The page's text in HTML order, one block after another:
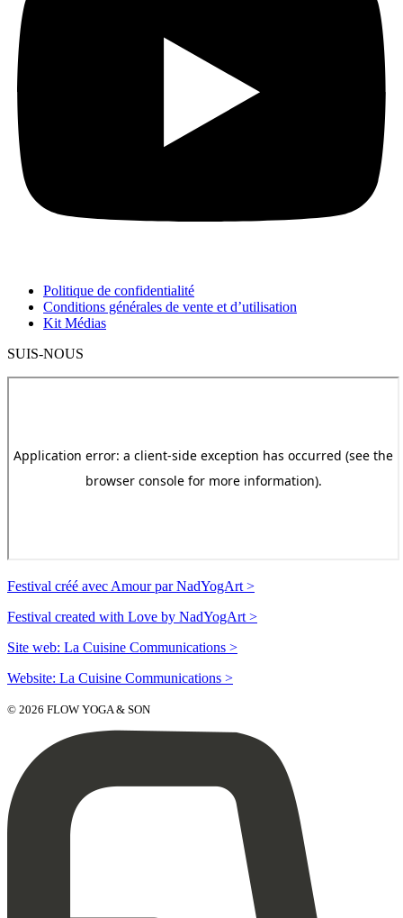
Politique de confidentialité
Conditions générales de vente et d’utilisation
Kit Médias
SUIS-NOUS
Festival créé avec Amour par NadYogArt >
Festival created with Love by NadYogArt >
Site web: La Cuisine Communications >
Website: La Cuisine Communications >
© 2026 FLOW YOGA & SON